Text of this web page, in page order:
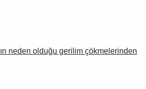
neden olduğu gerilim çökmelerinden